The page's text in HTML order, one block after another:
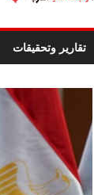
تقارير وتحقيقات